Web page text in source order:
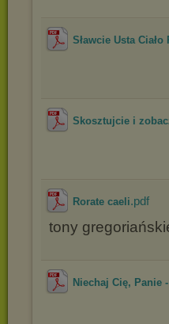
Sławcie Usta
Skosztujcie i
Rorate caeli.pdf
tony
Niechaj Cię, Panie